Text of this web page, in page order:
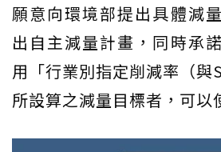
願意向環境部提出具體減
出自主減量計畫，同時承
用「行業別指定削減率（與
所設算之減量目標者，可以